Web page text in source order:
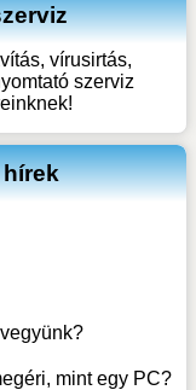
vírusirtás,
szerviz
mint egy PC?